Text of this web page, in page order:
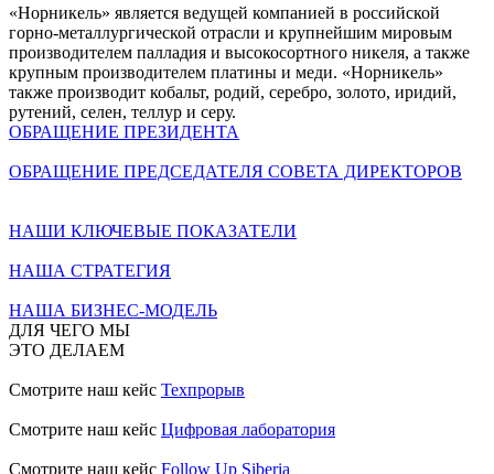
«Норникель» является ведущей компанией в российской
горно-металлургической отрасли и крупнейшим мировым
производителем палладия и высокосортного никеля, а также
крупным производителем платины и меди. «Норникель»
также производит кобальт, родий, серебро, золото, иридий,
рутений, селен, теллур и серу.
ОБРАЩЕНИЕ ПРЕЗИДЕНТА
ОБРАЩЕНИЕ ПРЕДСЕДАТЕЛЯ СОВЕТА ДИРЕКТОРОВ
НАШИ КЛЮЧЕВЫЕ ПОКАЗАТЕЛИ
НАША СТРАТЕГИЯ
НАША БИЗНЕС-МОДЕЛЬ
ДЛЯ ЧЕГО МЫ
ЭТО ДЕЛАЕМ
Смотрите наш кейс Техпрорыв
Смотрите наш кейс Цифровая лаборатория
Смотрите наш кейс Follow Up Siberia